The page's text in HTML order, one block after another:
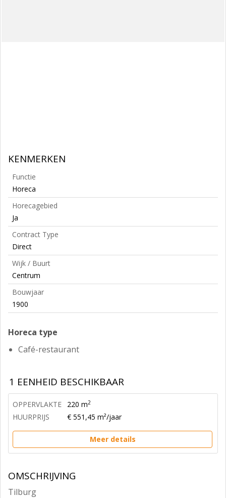
KENMERKEN
Functie
Horeca
Horecagebied
Ja
Contract Type
Direct
Wijk / Buurt
Centrum
Bouwjaar
1900
Horeca type
Café-restaurant
1 EENHEID BESCHIKBAAR
OPPERVLAKTE 220 m2
HUURPRIJS € 551,45 m²/jaar
Meer details
OMSCHRIJVING
Tilburg